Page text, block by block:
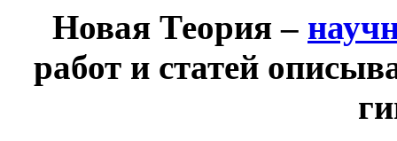
Новая Теория –
работ и статей